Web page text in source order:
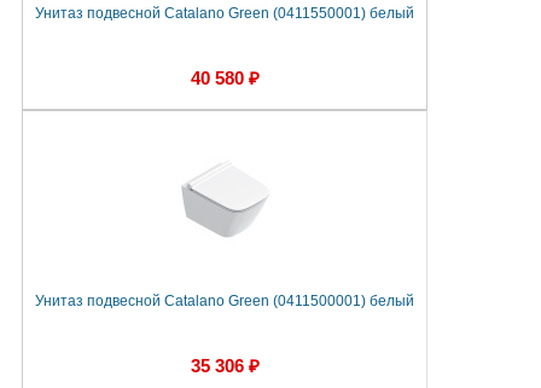
Унитаз подвесной Catalano Green (0411550001) белый
40 580 ₽
Унитаз подвесной Catalano Green (0411500001) белый
35 306 ₽